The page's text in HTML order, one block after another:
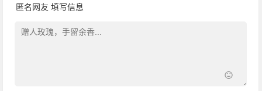
匿名网友 填写信息